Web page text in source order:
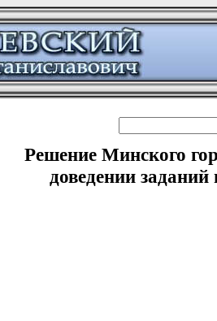
Решение Минского
доведении